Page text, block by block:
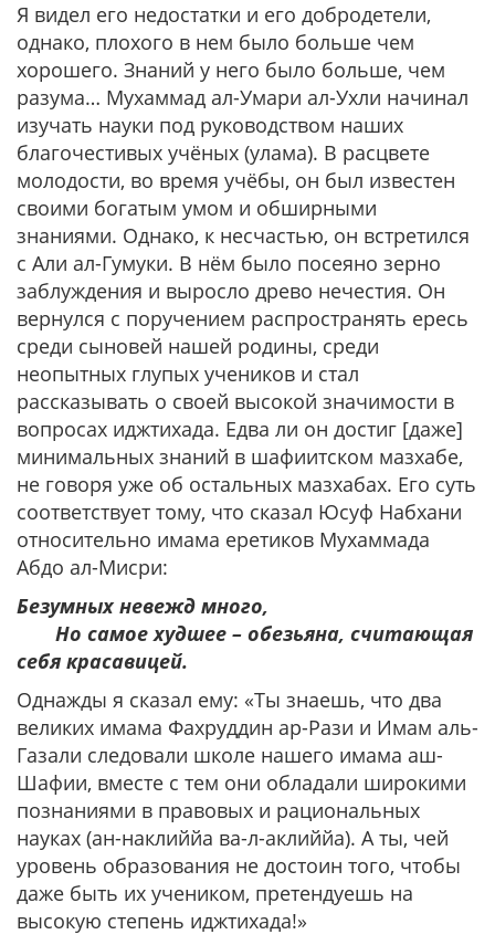
Я видел его недостатки и его добродетели,
однако, плохого в нем было больше чем
хорошего. Знаний у него было больше, чем
разума… Мухаммад ал-Умари ал-Ухли начинал
изучать науки под руководством наших
благочестивых учёных (улама). В расцвете
молодости, во время учёбы, он был известен
своими богатым умом и обширными
знаниями. Однако, к несчастью, он встретился
с Али ал-Гумуки. В нём было посеяно зерно
заблуждения и выросло древо нечестия. Он
вернулся с поручением распространять ересь
среди сыновей нашей родины, среди
неопытных глупых учеников и стал
рассказывать о своей высокой значимости в
вопросах иджтихада. Едва ли он достиг [даже]
минимальных знаний в шафиитском мазхабе,
не говоря уже об остальных мазхабах. Его суть
соответствует тому, что сказал Юсуф Набхани
относительно имама еретиков Мухаммада
Абдо ал-Мисри:
Безумных невежд много,
Но самое худшее – обезьяна, считающая
себя красавицей.
Однажды я сказал ему: «Ты знаешь, что два
великих имама Фахруддин ар-Рази и Имам аль-
Газали следовали школе нашего имама аш-
Шафии, вместе с тем они обладали широкими
познаниями в правовых и рациональных
науках (ан-наклиййа ва-л-аклиййа). А ты, чей
уровень образования не достоин того, чтобы
даже быть их учеником, претендуешь на
высокую степень иджтихада!»